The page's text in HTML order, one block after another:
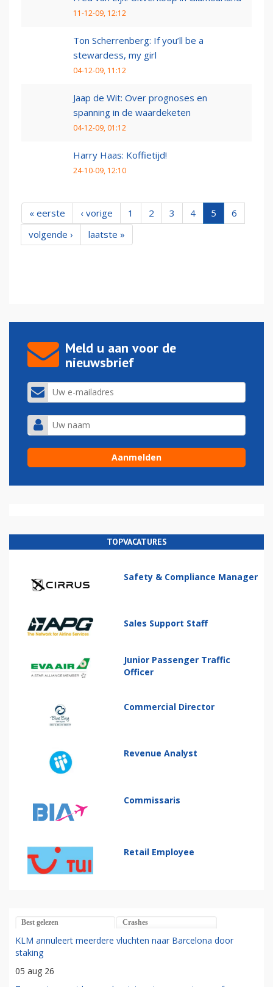
11-12-09, 12:12
Ton Scherrenberg: If you’ll be a
stewardess, my girl
04-12-09, 11:12
Jaap de Wit: Over prognoses en
spanning in de waardeketen
04-12-09, 01:12
Harry Haas: Koffietijd!
24-10-09, 12:10
« eerste ‹ vorige 1 2 3 4 5
6
volgende ›
laatste »
Meld u aan voor de
nieuwsbrief
TOPVACATURES
Safety & Compliance Manager
Sales Support Staff
Junior Passenger Traffic
Officer
Commercial Director
Revenue Analyst
Commissaris
Retail Employee
Best gelezen Crashes
KLM annuleert meerdere vluchten naar Barcelona door
staking
05 aug 26